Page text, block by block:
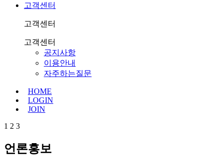
고객센터
고객센터
고객센터
공지사항
이용안내
자주하는질문
HOME
LOGIN
JOIN
1 2 3
언론홍보